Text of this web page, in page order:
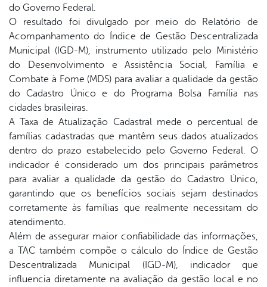
do Governo Federal.
O resultado foi divulgado por meio do Relatório de
Acompanhamento do Índice de Gestão Descentralizada
Municipal (IGD-M), instrumento utilizado pelo Ministério
do Desenvolvimento e Assistência Social, Família e
Combate à Fome (MDS) para avaliar a qualidade da gestão
do Cadastro Único e do Programa Bolsa Família nas
cidades brasileiras.
A Taxa de Atualização Cadastral mede o percentual de
famílias cadastradas que mantêm seus dados atualizados
dentro do prazo estabelecido pelo Governo Federal. O
indicador é considerado um dos principais parâmetros
para avaliar a qualidade da gestão do Cadastro Único,
garantindo que os benefícios sociais sejam destinados
corretamente às famílias que realmente necessitam do
atendimento.
Além de assegurar maior confiabilidade das informações,
a TAC também compõe o cálculo do Índice de Gestão
Descentralizada Municipal (IGD-M), indicador que
influencia diretamente na avaliação da gestão local e no